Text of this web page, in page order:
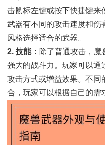
击鼠标左键或按下快捷键来
武器有不同的攻击速度和伤
风格选择适合的武器。
2. 技能： 除了普通攻击，魔
强大的战斗力。玩家可以通
攻击方式或增益效果。不同
合，玩家可以根据自己的需